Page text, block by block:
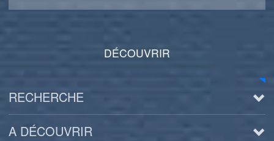
DÉCOUVRIR
RECHERCHE
A DÉCOUVRIR